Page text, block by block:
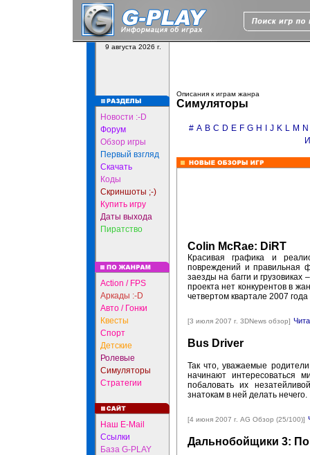
9 августа 2026 г.
Новости :-D
Форум
Обзор игры
Первый взгляд
Скачать
Коды
Скриншоты ;-)
Купить игру
Даты выхода
Пиратство
Action / FPS
Аркады :-D
Авто / Гонки
Квесты
Спорт
Детские
Ролевые
Симуляторы
Стратегии
Наш E-Mail
Ссылки
База G-PLAY
Описания к играм жанра
Симуляторы
# A B C D E F G H J K L M N
Colin McRae: DiRT
Красивая графика и
повреждений и правильная
заезды на багги и грузовиках
проекта нет конкурентов в
четвертом квартале 2007
[3 июля 2007 г. 3DNews обзор]
Bus Driver
Так что, уважаемые
начинают интересоваться
побаловать их
знатокам в ней делать нечего.
[4 июня 2007 г. AG Обзор (25/100)]
Дальнобойщики 3: